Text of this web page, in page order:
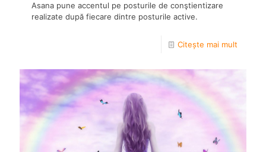
Asana pune accentul pe posturile de conştientizare
realizate după fiecare dintre posturile active.
Citește mai mult